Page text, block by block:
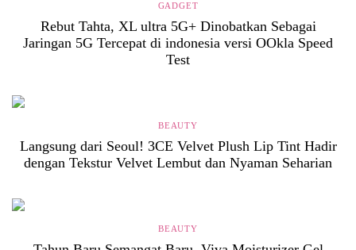
GADGET
Rebut Tahta, XL ultra 5G+ Dinobatkan Sebagai
Jaringan 5G Tercepat di indonesia versi OOkla Speed
Test
BEAUTY
Langsung dari Seoul! 3CE Velvet Plush Lip Tint Hadir
dengan Tekstur Velvet Lembut dan Nyaman Seharian
BEAUTY